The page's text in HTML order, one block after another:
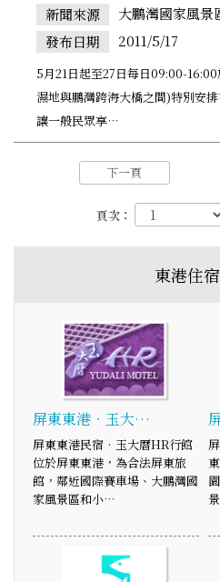
新聞來源
大鵬灣國家風景
發布日期
2011/5/17
5月21日起至27日每日09:00-
濕地與鵬灣跨海大橋之間)特別安
讓一般民眾享…
下一頁
頁次：
東港住
屏東東港‧玉大…
屏東東港民宿‧玉大曆HR行館
位於屏東東港，為合法屏東旅
館，鄰近國際賽車場、大鵬灣國
家風景區和小…